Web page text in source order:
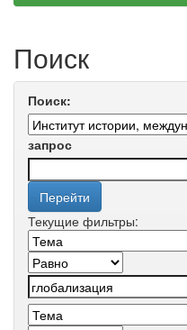
Поиск
Поиск:
запрос
Текущие фильтры: